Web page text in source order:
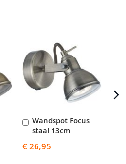
Wandspot Focus
staal 13cm
€ 26,95
In
Winkelwagen